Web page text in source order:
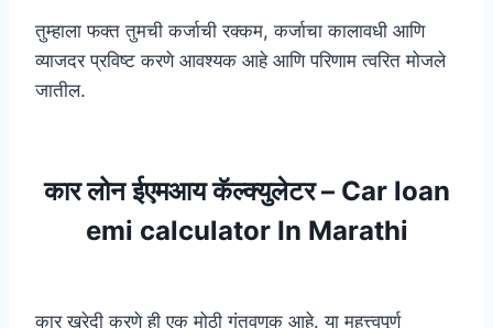
तुम्हाला फक्त तुमची कर्जाची रक्कम, कर्जाचा कालावधी आणि
व्याजदर प्रविष्ट करणे आवश्यक आहे आणि परिणाम त्वरित मोजले
जातील.
कार लोन ईएमआय कॅल्क्युलेटर – Car loan
emi calculator In Marathi
कार खरेदी करणे ही एक मोठी गुंतवणूक आहे. या महत्त्वपूर्ण